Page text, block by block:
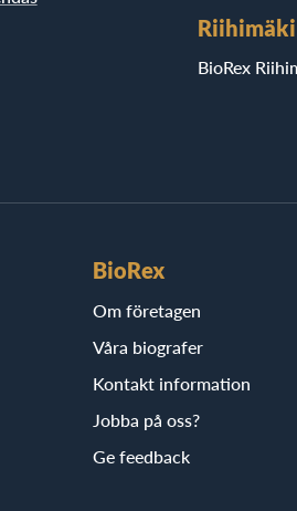
Riihimäki
BioRex
BioRex
Om företagen
Våra biografer
Kontakt information
Jobba på oss?
Ge feedback